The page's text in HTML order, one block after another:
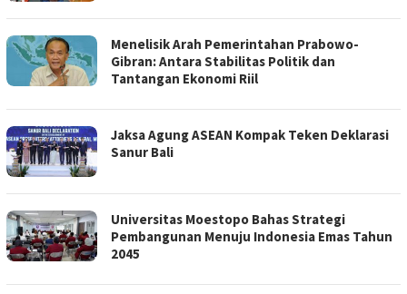
Menelisik Arah Pemerintahan Prabowo-
Gibran: Antara Stabilitas Politik dan
Tantangan Ekonomi Riil
Jaksa Agung ASEAN Kompak Teken Deklarasi
Sanur Bali
Universitas Moestopo Bahas Strategi
Pembangunan Menuju Indonesia Emas Tahun
2045